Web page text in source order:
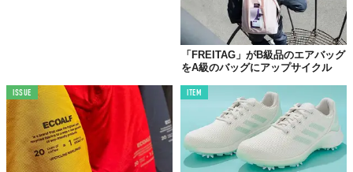
ツアーではかわいらしいシルエットの リペアトラック「つぎは
ぎ」が、「パタゴニアサーフ大阪／アウトレット」を皮切りに12
日間にわたって全国を回っていく。「FREITAG」がB級品のエアバッグ
をA級のバッグにアップサイクル
ISSUE ITEM